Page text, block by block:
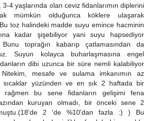
3-4 yaşlarında olan ceviz fidanlarımın diplerini
mümkün olduğunca köklere ulaşarak
toz halindeki madde suyu emince hacminin
kadar şişebiliyor yani suyu hapsediyor
Bunu toprağın kabarıp çatlamasından da
Suyun kolayca buharlaşmasına engel
dibi uzunca bir süre nemli kalabiliyor
mesafe ve sulama imkanımın az
sıcaklar yüzünden ve en sık 2 haftada bir
rağmen bu sene fidanların gelişimi fena
kuruyan olmadı, bir önceki sene 2
2 'de %10'dan fazla :) ) Bu